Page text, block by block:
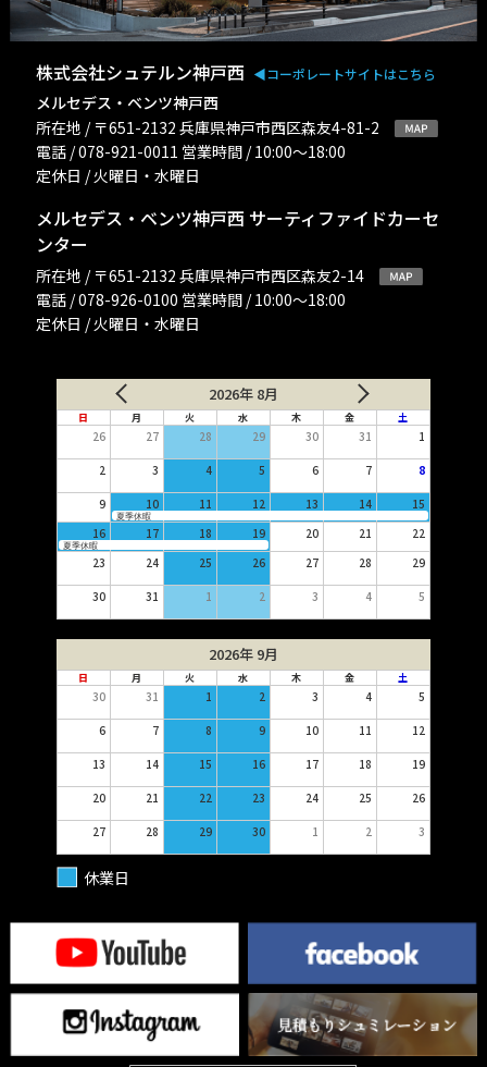
株式会社シュテルン神戸西 ◀︎コーポレートサイトはこちら
メルセデス・ベンツ神戸西
所在地 / 〒651-2132 兵庫県神戸市西区森友4-81-2
電話 / 078-921-0011 営業時間 / 10:00〜18:00
定休日 / 火曜日・水曜日
メルセデス・ベンツ神戸西 サーティファイドカーセ
ンター
所在地 / 〒651-2132 兵庫県神戸市西区森友2-14
電話 / 078-926-0100 営業時間 / 10:00〜18:00
定休日 / 火曜日・水曜日
2026年 8月
日 月 火 水 木 金 土
26 27 28 29 30 31 1
2 3 4 5 6 7 8
9 10 11 12 13 14 15
夏季休暇
16 17 18 19 20 21 22
夏季休暇
23 24 25 26 27 28 29
30 31 1 2 3 4 5
2026年 9月
日 月 火 水 木 金 土
30 31 1 2 3 4 5
6 7 8 9 10 11 12
13 14 15 16 17 18 19
20 21 22 23 24 25 26
27 28 29 30 1 2 3
休業日